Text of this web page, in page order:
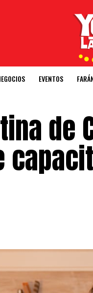
EVENTOS
de